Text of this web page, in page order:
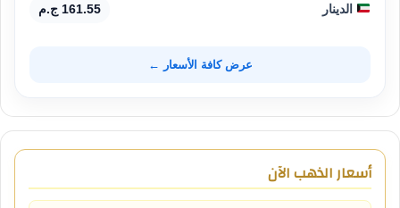
الدينار 161.55 ج.م
عرض كافة الأسعار ←
أسعار الذهب الآن